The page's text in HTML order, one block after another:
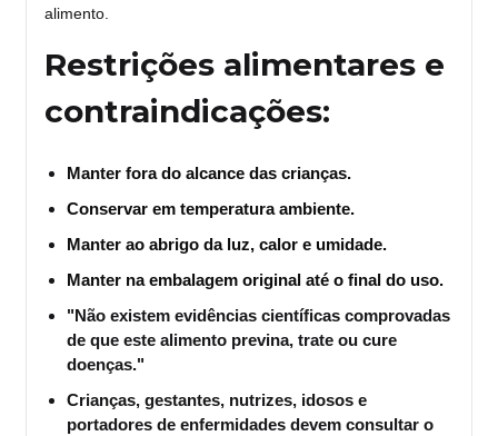
alimento.
Restrições alimentares e
contraindicações:
Manter fora do alcance das crianças.
Conservar em temperatura ambiente.
Manter ao abrigo da luz, calor e umidade.
Manter na embalagem original até o final do uso.
"Não existem evidências científicas comprovadas
de que este alimento previna, trate ou cure
doenças."
Crianças, gestantes, nutrizes, idosos e
portadores de enfermidades devem consultar o